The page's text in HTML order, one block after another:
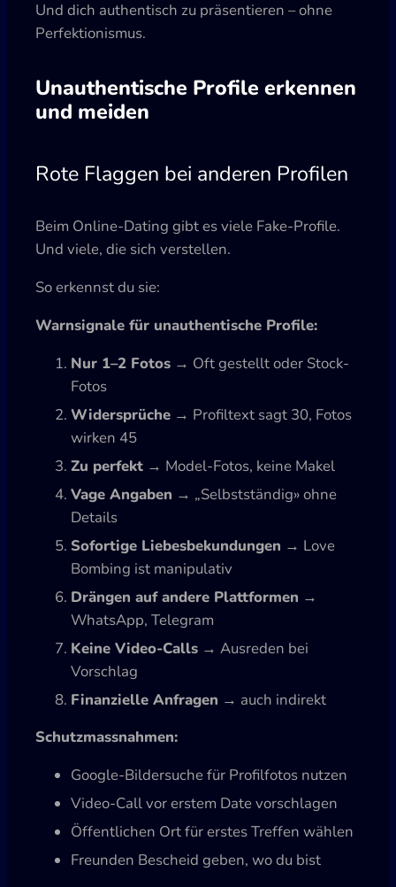
Und dich authentisch zu präsentieren – ohne
Perfektionismus.
Unauthentische Profile erkennen
und meiden
Rote Flaggen bei anderen Profilen
Beim Online-Dating gibt es viele Fake-Profile.
Und viele, die sich verstellen.
So erkennst du sie:
Warnsignale für unauthentische Profile:
Nur 1–2 Fotos → Oft gestellt oder Stock-
Fotos
Widersprüche → Profiltext sagt 30, Fotos
wirken 45
Zu perfekt → Model-Fotos, keine Makel
Vage Angaben → „Selbstständig» ohne
Details
Sofortige Liebesbekundungen → Love
Bombing ist manipulativ
Drängen auf andere Plattformen →
WhatsApp, Telegram
Keine Video-Calls → Ausreden bei
Vorschlag
Finanzielle Anfragen → auch indirekt
Schutzmassnahmen:
Google-Bildersuche für Profilfotos nutzen
Video-Call vor erstem Date vorschlagen
Öffentlichen Ort für erstes Treffen wählen
Freunden Bescheid geben, wo du bist